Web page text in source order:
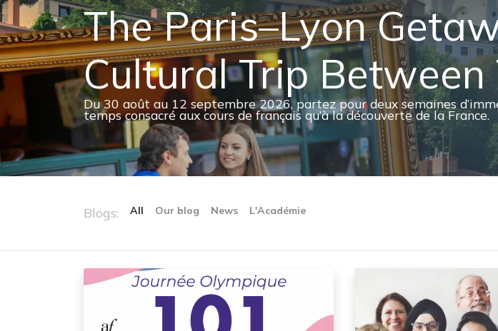
The Paris–Lyon
Cultural Trip Between
Du 30 août au 12 septembre 2026, partez pour deux semaines
temps consacré aux cours de français qu’à la découverte de la France.
Blogs: All Our blog News L'Académie